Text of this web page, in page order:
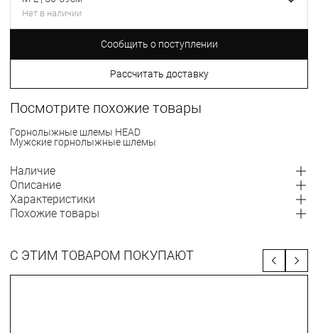
Нет в наличии
Сообщить о поступлении
Рассчитать доставку
Посмотрите похожие товары
Горнолыжные шлемы HEAD
Мужские горнолыжные шлемы
Наличие
Описание
Характеристики
Похожие товары
С ЭТИМ ТОВАРОМ ПОКУПАЮТ